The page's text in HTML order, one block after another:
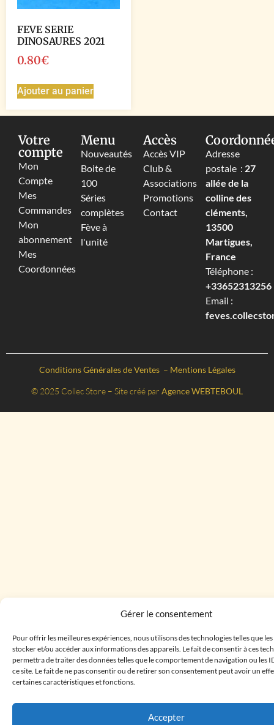
Gérer le consentement
Pour offrir les meilleures expériences, nous utilisons des technologies telles que
stocker et/ou accéder aux informations des appareils. Le fait de consentir à ces
permettra de traiter des données telles que le comportement de navigation ou les
ce site. Le fait de ne pas consentir ou de retirer son consentement peut avoir un
certaines caractéristiques et fonctions.
Accepter
FEVE SERIE
DINOSAURES 2021
0.80€
Ajouter au panier
Votre
compte
Mon
Compte
Mes
Commandes
Mon
abonnement
Mes
Coordonnées
Menu
Nouveautés
Boite de
100
Séries
complètes
Fève à
l'unité
Accès
Accès VIP
Club &
Associations
Promotions
Contact
Adresse
postale : 27
allée de la
colline des
cléments,
13500
Martigues,
France
Téléphone :
+33652313256‬
Email :
Conditions Générales de Ventes – Mentions Légales
© 2025 Collec Store – Site créé par Agence WEBTEBOUL